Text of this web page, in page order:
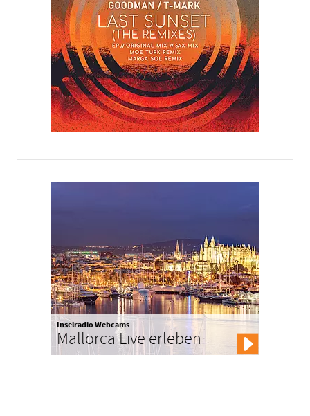
Inselradio Webcams
Mallorca Live erleben